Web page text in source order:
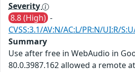
Severity
8.8 (High) -
CVSS:3.1/AV:N/AC:L/PR:N/UI:R/
Summary
Use after free in WebAudio in
80.0.3987.162 allowed a remote